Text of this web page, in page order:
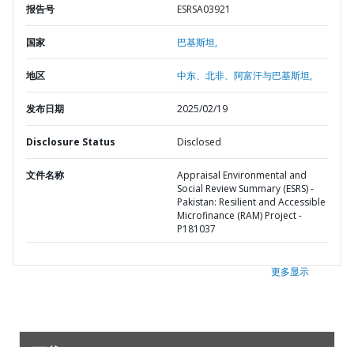
报告号 ESRSA03921
国家 巴基斯坦,
地区 中东、北非、阿富汗与巴基斯坦,
发布日期 2025/02/19
Disclosure Status Disclosed
文件名称
Appraisal Environmental and
Social Review Summary (ESRS) -
Pakistan: Resilient and Accessible
Microfinance (RAM) Project -
P181037
更多显示